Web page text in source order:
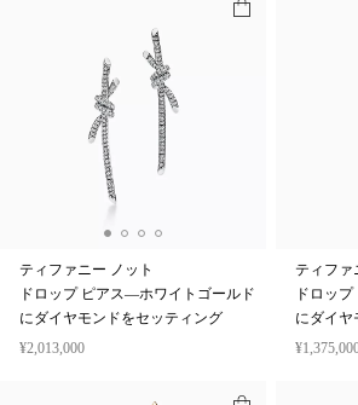
ティファニー ノット
ドロップ ピアス—ホワイトゴールド
にダイヤモンドをセッティング
¥2,013,000
ティファ
ドロッ
にダイヤ